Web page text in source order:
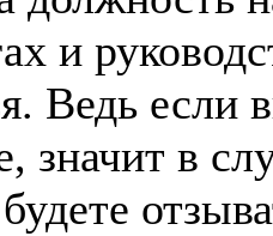
и
Ведь если
значит в